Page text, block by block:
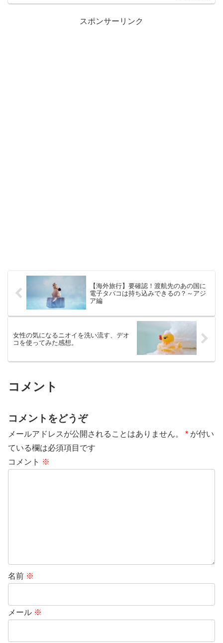
スポンサーリンク
【海外旅行】要確認！渡航先のあの国に
電子タバコは持ち込みできるの？～アジ
ア編
女性の気になるニオイを洗い流す、デオ
コを使ってみた感想。
コメント
コメントをどうぞ
メールアドレスが公開されることはありません。 * が付い
ている欄は必須項目です
コメント ※
名前 ※
メール ※